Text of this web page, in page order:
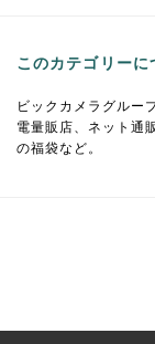
このカテゴリーに
ビックカメラグルー
電量販店、ネット通
の福袋など。